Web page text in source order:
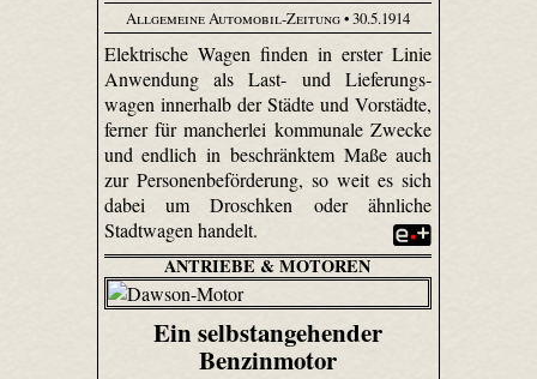
Allgemeine Automobil-Zeitung• 30.5.1914
Elektrische Wagen finden in erster Linie
Anwendung als Last- und Liefe­rungs­
wagen innerhalb der Städte und Vorstädte,
ferner für mancherlei kommunale Zwecke
und endlich in beschränktem Maße auch
zur Personenbeförderung, so weit es sich
dabei um Droschken oder ähnliche
Stadtwagen handelt.
ANTRIEBE & MOTOREN
Ein selbstangehender
Benzinmotor